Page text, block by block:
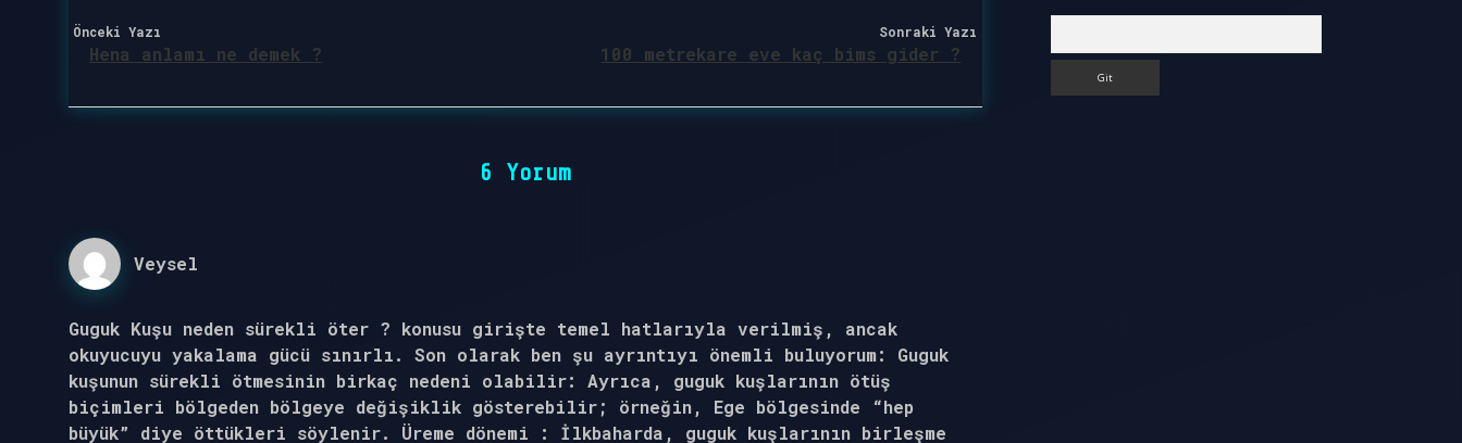
Önceki Yazı
Hena anlamı ne demek ?
Sonraki Yazı
100 metrekare eve kaç bims gider ?
6 Yorum
Veysel
Guguk Kuşu neden sürekli öter ? konusu girişte temel hatlarıyla verilmiş, ancak
okuyucuyu yakalama gücü sınırlı. Son olarak ben şu ayrıntıyı önemli buluyorum: Guguk
kuşunun sürekli ötmesinin birkaç nedeni olabilir: Ayrıca, guguk kuşlarının ötüş
biçimleri bölgeden bölgeye değişiklik gösterebilir; örneğin, Ege bölgesinde “hep
büyük” diye öttükleri söylenir. Üreme dönemi : İlkbaharda, guguk kuşlarının birleşme